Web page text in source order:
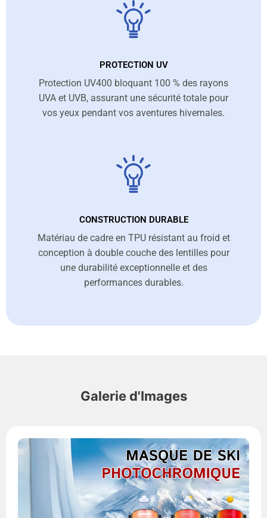
PROTECTION UV
Protection UV400 bloquant 100 % des rayons
UVA et UVB, assurant une sécurité totale pour
vos yeux pendant vos aventures hivernales.
CONSTRUCTION DURABLE
Matériau de cadre en TPU résistant au froid et
conception à double couche des lentilles pour
une durabilité exceptionnelle et des
performances durables.
Galerie d'Images